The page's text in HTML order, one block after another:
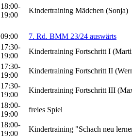
18:00-
19:00
Kindertraining Mädchen (Sonja)
09:00
7. Rd. BMM 23/24 auswärts
17:30-
19:00
Kindertraining Fortschritt I
17:30-
19:00
Kindertraining Fortschritt II
17:30-
19:00
Kindertraining Fortschritt III
18:00-
19:00
freies Spiel
18:00-
19:00
Kindertraining "Schach neu